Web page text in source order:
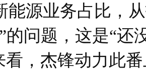
能源业务占比，
的问题，这是“还
杰锋动力此番